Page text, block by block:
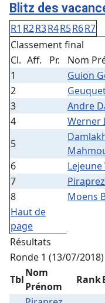
Blitz des
R1 R2R3R4R5R6R7
Classement final
Cl. Aff. Pr. Nom
1
Guion
2
3
Andre
4
Werner
5
6
7
8
Moens
Haut de
page
Résultats
Ronde 1 (13/07/2018)
Tbl
Nom
Prénom
Rank